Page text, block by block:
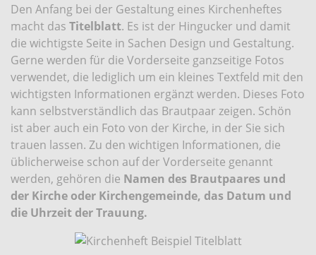
Den Anfang bei der Gestaltung eines Kirchenheftes
macht das Titelblatt. Es ist der Hingucker und damit
die wichtigste Seite in Sachen Design und Gestaltung.
Gerne werden für die Vorderseite ganzseitige Fotos
verwendet, die lediglich um ein kleines Textfeld mit den
wichtigsten Informationen ergänzt werden. Dieses Foto
kann selbstverständlich das Brautpaar zeigen. Schön
ist aber auch ein Foto von der Kirche, in der Sie sich
trauen lassen. Zu den wichtigen Informationen, die
üblicherweise schon auf der Vorderseite genannt
werden, gehören die Namen des Brautpaares und
der Kirche oder Kirchengemeinde, das Datum und
die Uhrzeit der Trauung.